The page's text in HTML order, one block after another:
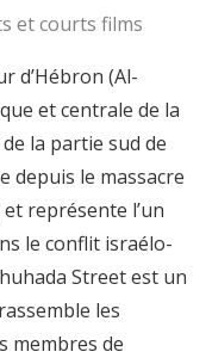
et courts films
d’Hébron (Al-
et centrale de la
la partie sud de
depuis le massacre
représente l’un
le conflit israélo-
Street est un
les
membres de